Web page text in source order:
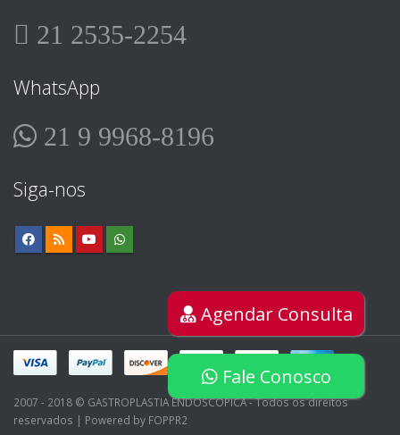
21 2535-2254
WhatsApp
21 9 9968-8196
Siga-nos
2007 - 2018 © GASTROPLASTIA ENDOSCÓPICA - Todos os direitos
reservados | Powered by FOPPR2
Fale Conosco
Agendar Consulta